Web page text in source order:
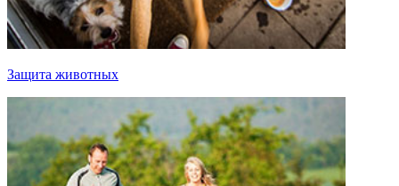
Защита животных